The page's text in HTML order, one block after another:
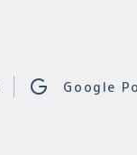
Google